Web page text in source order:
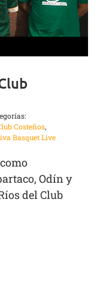
Costeños,
Basquet Live
Odín y
del Club